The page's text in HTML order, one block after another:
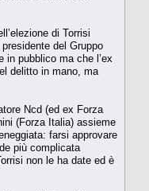
di Torrisi
del Gruppo
pubblico ma che l’ex
delitto in mano, ma
Ncd (ed ex Forza
(Forza Italia) assieme
farsi approvare
più complicata
non le ha date ed è